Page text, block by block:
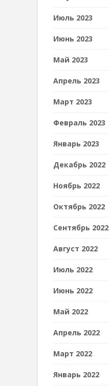
Июль 2023
Июнь 2023
Май 2023
Апрель 2023
Март 2023
Февраль 2023
Январь 2023
Декабрь 2022
Ноябрь 2022
Октябрь 2022
Сентябрь 2022
Август 2022
Июль 2022
Июнь 2022
Май 2022
Апрель 2022
Март 2022
Январь 2022